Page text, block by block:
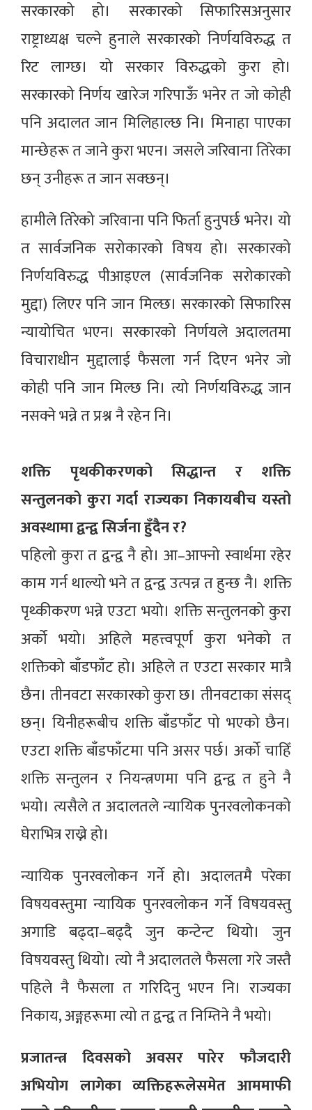
सरकारको हो। सरकारको सिफारिसअनुसार
राष्ट्राध्यक्ष चल्ने हुनाले सरकारको निर्णयविरुद्ध त
रिट लाग्छ। यो सरकार विरुद्धको कुरा हो।
सरकारको निर्णय खारेज गरिपाऊँ भनेर त जो कोही
पनि अदालत जान मिलिहाल्छ नि। मिनाहा पाएका
मान्छेहरू त जाने कुरा भएन। जसले जरिवाना तिरेका
छन् उनीहरू त जान सक्छन्।
हामीले तिरेको जरिवाना पनि फिर्ता हुनुपर्छ भनेर। यो
त सार्वजनिक सरोकारको विषय हो। सरकारको
निर्णयविरुद्ध पीआइएल (सार्वजनिक सरोकारको
मुद्दा) लिएर पनि जान मिल्छ। सरकारको सिफारिस
न्यायोचित भएन। सरकारको निर्णयले अदालतमा
विचाराधीन मुद्दालाई फैसला गर्न दिएन भनेर जो
कोही पनि जान मिल्छ नि। त्यो निर्णयविरुद्ध जान
नसक्ने भन्ने त प्रश्न नै रहेन नि।
शक्ति पृथकीकरणको सिद्धान्त र शक्ति
सन्तुलनको कुरा गर्दा राज्यका निकायबीच यस्तो
अवस्थामा द्वन्द्व सिर्जना हुँदैन र?
पहिलो कुरा त द्वन्द्व नै हो। आ–आफ्नो स्वार्थमा रहेर
काम गर्न थाल्यो भने त द्वन्द्व उत्पन्न त हुन्छ नै। शक्ति
पृथ्कीकरण भन्ने एउटा भयो। शक्ति सन्तुलनको कुरा
अर्को भयो। अहिले महत्त्वपूर्ण कुरा भनेको त
शक्तिको बाँडफाँट हो। अहिले त एउटा सरकार मात्रै
छैन। तीनवटा सरकारको कुरा छ। तीनवटाका संसद्
छन्। यिनीहरूबीच शक्ति बाँडफाँट पो भएको छैन।
एउटा शक्ति बाँडफाँटमा पनि असर पर्छ। अर्को चाहिँ
शक्ति सन्तुलन र नियन्त्रणमा पनि द्वन्द्व त हुने नै
भयो। त्यसैले त अदालतले न्यायिक पुनरवलोकनको
घेराभित्र राख्ने हो।
न्यायिक पुनरवलोकन गर्ने हो। अदालतमै परेका
विषयवस्तुमा न्यायिक पुनरवलोकन गर्ने विषयवस्तु
अगाडि बढ्दा–बढ्दै जुन कन्टेन्ट थियो। जुन
विषयवस्तु थियो। त्यो नै अदालतले फैसला गरे जस्तै
पहिले नै फैसला त गरिदिनु भएन नि। राज्यका
निकाय, अङ्गहरूमा त्यो त द्वन्द्व त निम्तिने नै भयो।
प्रजातन्त्र दिवसको अवसर पारेर फौजदारी
अभियोग लागेका व्यक्तिहरूलेसमेत आममाफी